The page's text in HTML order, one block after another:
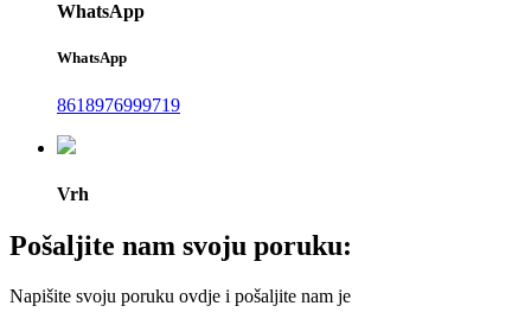
WhatsApp
WhatsApp
8618976999719
Vrh
Pošaljite nam svoju poruku:
Napišite svoju poruku ovdje i pošaljite nam je